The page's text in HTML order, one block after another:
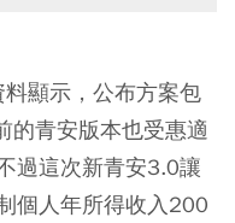
顯示，公布方案包
的青安版本也受惠適
過這次新青安3.0讓
個人年所得收入200